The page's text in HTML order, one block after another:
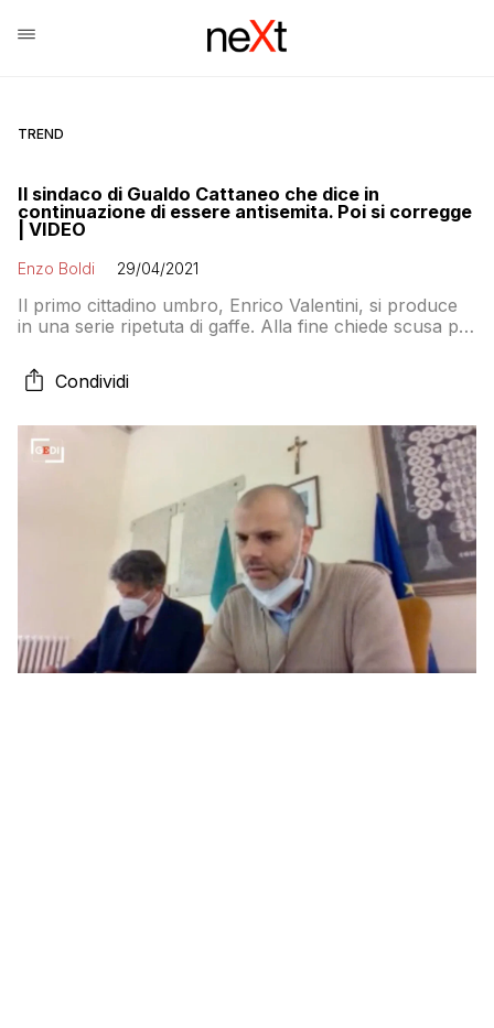
TREND
Il sindaco di Gualdo Cattaneo che dice in
continuazione di essere antisemita. Poi si corregge
| VIDEO
Enzo Boldi 29/04/2021
Il primo cittadino umbro, Enrico Valentini, si produce
in una serie ripetuta di gaffe. Alla fine chiede scusa per
Condividi